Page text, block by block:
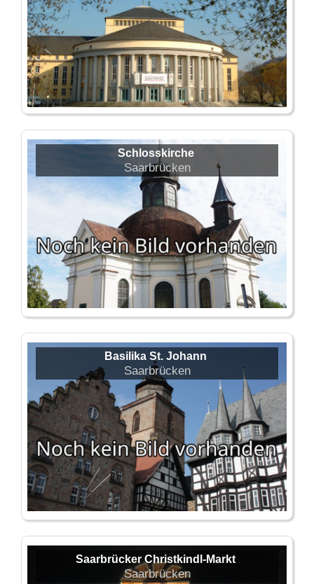
Schlosskirche
Saarbrücken
Basilika St. Johann
Saarbrücken
Saarbrücker Christkindl-Markt
Saarbrücken